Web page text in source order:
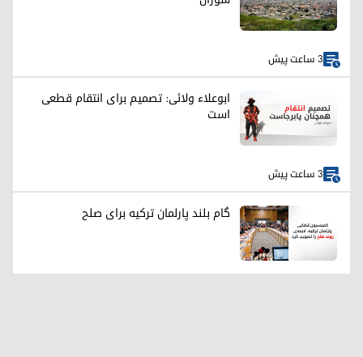
3 ساعت پیش
ابوعلاء ولائی: تصمیم برای انتقام قطعی
است
3 ساعت پیش
گام بلند پارلمان ترکیه برای صلح